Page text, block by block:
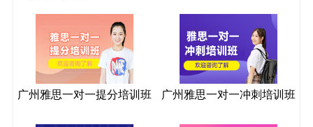
广州雅思一对一提分培训班 广州雅思一对一冲刺培训班